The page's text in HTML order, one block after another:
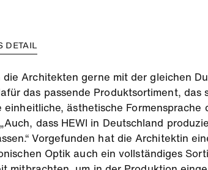
DETAIL
Architekten gerne mit der gleichen
das passende Produktsortiment,
ästhetische Formensprache
dass HEWI in Deutschland
Vorgefunden hat die Architektin
Optik auch ein vollständiges